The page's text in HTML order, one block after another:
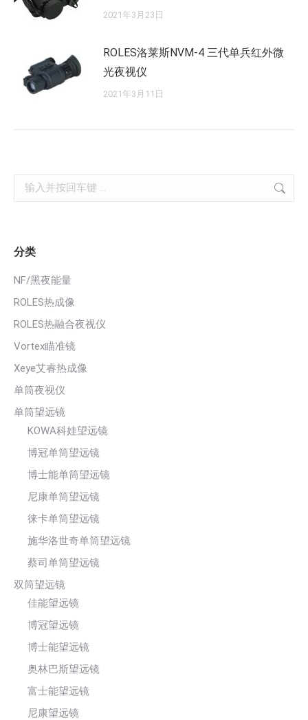
2021年3月23日
ROLES洛莱斯NVM-4 三代单兵红外微
光夜视仪
2021年3月11日
Search:
分类
NF/黑夜能量
ROLES热成像
ROLES热融合夜视仪
Vortex瞄准镜
Xeye艾睿热成像
单筒夜视仪
单筒望远镜
KOWA科娃望远镜
博冠单筒望远镜
博士能单筒望远镜
尼康单筒望远镜
徕卡单筒望远镜
施华洛世奇单筒望远镜
蔡司单筒望远镜
双筒望远镜
佳能望远镜
博冠望远镜
博士能望远镜
奥林巴斯望远镜
富士能望远镜
尼康望远镜